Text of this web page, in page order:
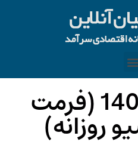
بهمن 3, 1401 (فرمت
روزانه)